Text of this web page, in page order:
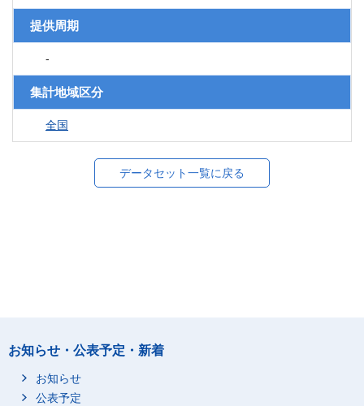
提供周期
-
集計地域区分
全国
データセット一覧に戻る
お知らせ・公表予定・新着
お知らせ
公表予定